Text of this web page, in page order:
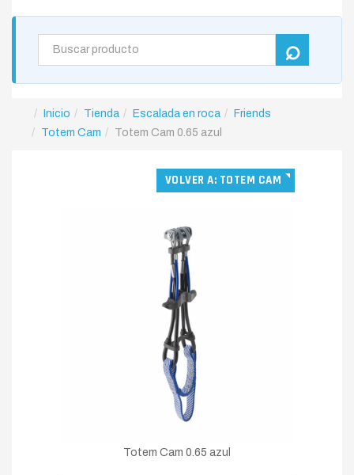
Inicio Tienda Escalada en roca
Friends
Totem Cam
Totem Cam 0.65 azul
VOLVER A: TOTEM CAM
Totem Cam 0.65 azul